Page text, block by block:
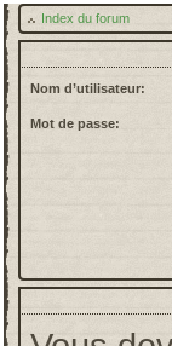
Index du forum
Nom d’utilisateur:
Mot de passe: